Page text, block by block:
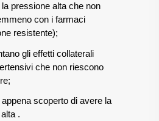
la pressione alta che non
con i farmaci
resistente);
gli effetti collaterali
che non riescono
appena scoperto di avere la
.